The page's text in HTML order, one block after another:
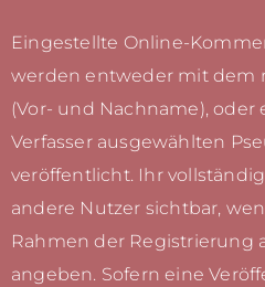
Eingestellte Online-
werden entweder mit dem
(Vor- und Nachname),
Verfasser ausgewählten
veröffentlicht. Ihr
andere Nutzer sichtbar,
Rahmen der Registrierung
angeben. Sofern eine